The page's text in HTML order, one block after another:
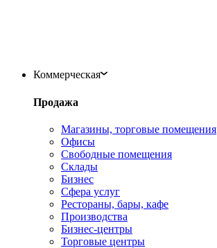
Коммерческая
Продажа
Магазины, торговые помещения
Офисы
Свободные помещения
Склады
Бизнес
Сфера услуг
Рестораны, бары, кафе
Производства
Бизнес-центры
Торговые центры